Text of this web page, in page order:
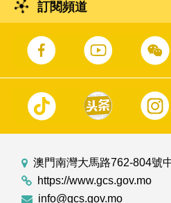
訂閱頻道
澳門南灣大馬路762-804號
https://www.gcs.gov.mo
info@gcs.gov.mo